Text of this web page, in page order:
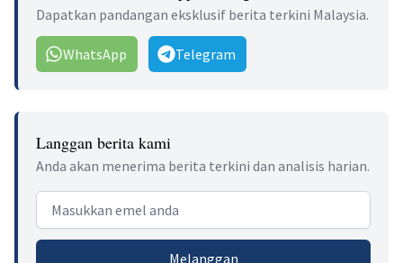
Dapatkan pandangan eksklusif berita terkini Malaysia.
WhatsApp Telegram
Langgan berita kami
Anda akan menerima berita terkini dan analisis harian.
Email address
Melanggan